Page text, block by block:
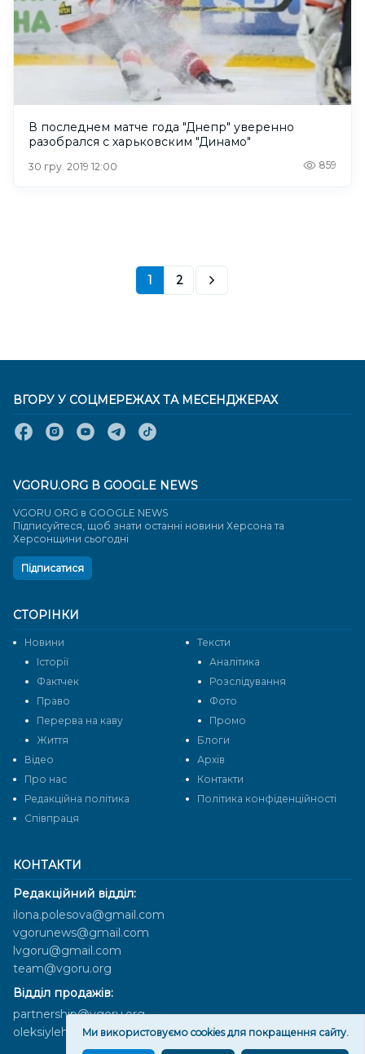
В последнем матче года "Днепр" уверенно
разобрался с харьковским "Динамо"
30 гру. 2019 12:00 859
1 2
КОНТАКТИ
Редакційний відділ:
ilona.polesova@gmail.com
vgorunews@gmail.com
lvgoru@gmail.com
team@vgoru.org
Відділ продажів:
partnership@vgoru.org
oleksiylehen@vgoru.org
СТОРІНКИ
Новини
Тексти
Історії
Аналітика
Фактчек
Розслідування
Право
Фото
Перерва на каву
Промо
Життя
Блоги
Відео
Архів
Про нас
Контакти
Редакційна політика
Політика конфіденційності
Cпівпраця
ВГОРУ У СОЦМЕРЕЖАХ ТА МЕСЕНДЖЕРАХ
VGORU.ORG В GOOGLE NEWS
VGORU.ORG в GOOGLE NEWS
Підписуйтеся, щоб знати останні новини Херсона та
Херсонщини сьогодні
Підписатися
Ми використовуємо cookies для покращення сайту.